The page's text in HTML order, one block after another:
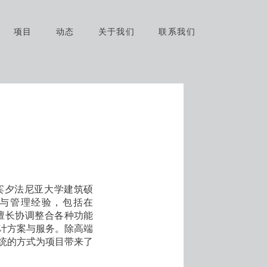
项目 动态 关于我们 联系我们
夕法尼亚大学建筑硕
管理经验，包括在
长协调整合各种功能
方案与服务。除高端
的方式为项目带来了